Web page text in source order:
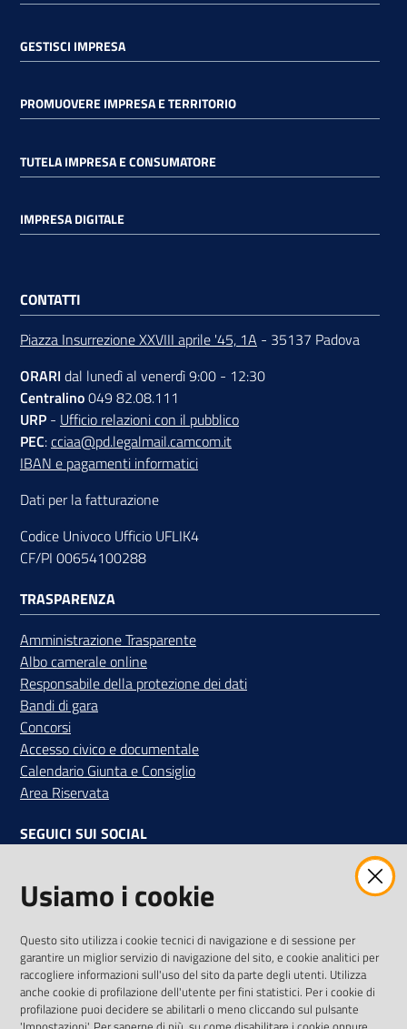
GESTISCI IMPRESA
PROMUOVERE IMPRESA E TERRITORIO
TUTELA IMPRESA E CONSUMATORE
IMPRESA DIGITALE
CONTATTI
Piazza Insurrezione XXVIII aprile '45, 1A - 35137 Padova
ORARI dal lunedì al venerdì 9:00 - 12:30
Centralino049 82.08.111
URP - Ufficio relazioni con il pubblico
PEC:cciaa@pd.legalmail.camcom.it
IBAN e pagamenti informatici
Dati per la fatturazione
Codice Univoco Ufficio UFLIK4
CF/PI 00654100288
TRASPARENZA
Amministrazione Trasparente
Albo camerale online
Responsabile della protezione dei dati
Bandi di gara
Concorsi
Accesso civico e documentale
Calendario Giunta e Consiglio
Area Riservata
SEGUICI SUI SOCIAL
Ricevi tutti gli aggiornamenti su eventi, nuove opportunità e
adempimenti normativi
Usiamo i cookie
Questo sito utilizza i cookie tecnici di navigazione e di sessione per
garantire un miglior servizio di navigazione del sito, e cookie analitici per
raccogliere informazioni sull'uso del sito da parte degli utenti. Utilizza
anche cookie di profilazione dell'utente per fini statistici. Per i cookie di
profilazione puoi decidere se abilitarli o meno cliccando sul pulsante